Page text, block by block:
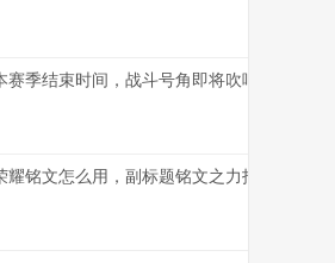
赛季结束时间，战斗号角即将吹响
耀铭文怎么用，副标题铭文之力指尖胜负之